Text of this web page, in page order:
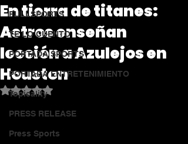
FULLSPORTS
TE LO CUENTO
PORTADA SPORTS
PORTADA ENTRETENIMIENTO
Topicality
PRESS RELEASE
Press Sports
En tierra de titanes:
Astros enseñan
lección a Azulejos en
Houston
Obtuvo NaN de 5 estrellas.